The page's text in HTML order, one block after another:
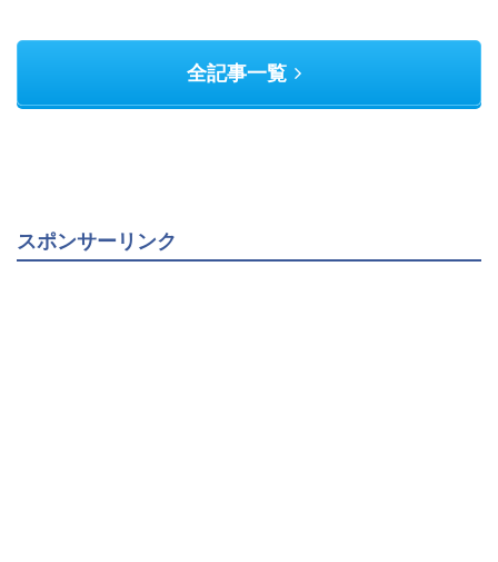
全記事一覧
スポンサーリンク